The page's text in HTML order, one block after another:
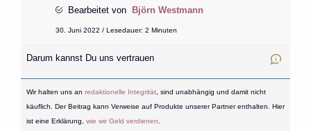
Bearbeitet von Björn Westmann
30. Juni 2022 / Lesedauer: 2 Minuten
Darum kannst Du uns vertrauen
Wir halten uns an redaktionelle Integrität, sind unabhängig und damit nicht
käuflich. Der Beitrag kann Verweise auf Produkte unserer Partner enthalten. Hier
ist eine Erklärung, wie wir Geld verdienen